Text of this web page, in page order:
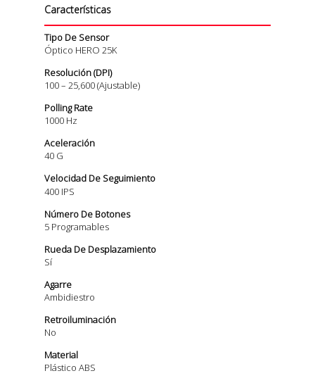
Características
Tipo De Sensor
Óptico HERO 25K
Resolución (DPI)
100 – 25,600 (ajustable)
Polling Rate
1000 Hz
Aceleración
40 G
Velocidad De Seguimiento
400 IPS
Número De Botones
5 Programables
Rueda De Desplazamiento
Sí
Agarre
Ambidiestro
Retroiluminación
No
Material
Plástico ABS